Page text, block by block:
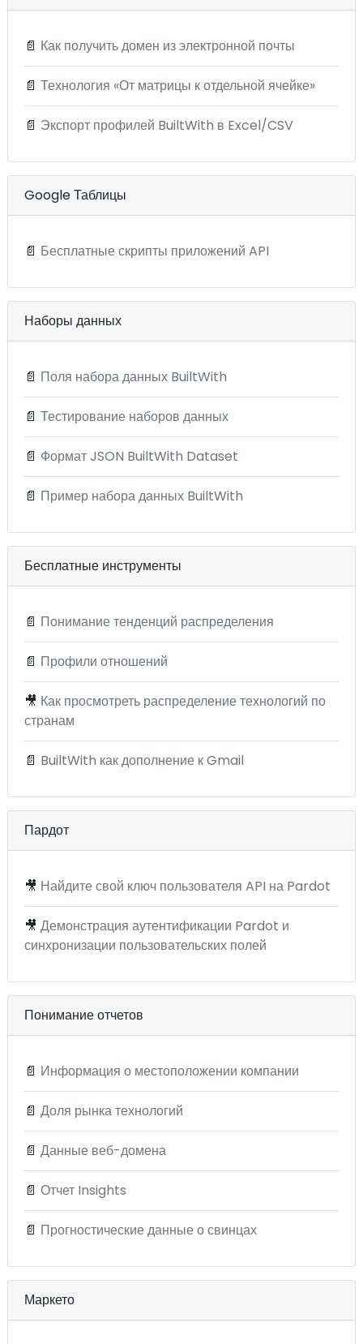
📄 Как получить домен из электронной почты
📄 Технология «От матрицы к отдельной ячейке»
📄 Экспорт профилей BuiltWith в Excel/CSV
Google Таблицы
📄 Бесплатные скрипты приложений API
Наборы данных
📄 Поля набора данных BuiltWith
📄 Тестирование наборов данных
📄 Формат JSON BuiltWith Dataset
📄 Пример набора данных BuiltWith
Бесплатные инструменты
📄 Понимание тенденций распределения
📄 Профили отношений
🎥 Как просмотреть распределение технологий по
странам
📄 BuiltWith как дополнение к Gmail
Пардот
🎥 Найдите свой ключ пользователя API на Pardot
🎥 Демонстрация аутентификации Pardot и
синхронизации пользовательских полей
Понимание отчетов
📄 Информация о местоположении компании
📄 Доля рынка технологий
📄 Данные веб-домена
📄 Отчет Insights
📄 Прогностические данные о свинцах
Маркето